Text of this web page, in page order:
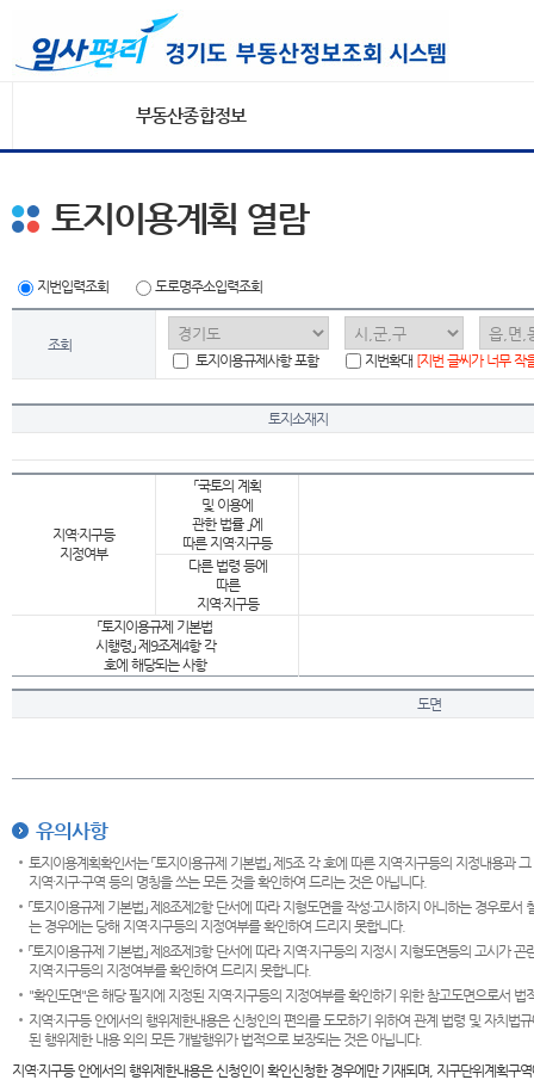
부동산종합정보
토지이용계획 열람
지번입력조회 도로명주소입력조회
조회
토지이용규제사항 포함
지번확대 [지번 글씨가 너무 작
토지소재지
지역·지구등
지정여부
「국토의 계획
및 이용에
관한 법률 」에
따른 지역·지구등
다른 법령 등에
따른
지역·지구등
「토지이용규제 기본법
시행령」 제9조제4항 각
호에 해당되는 사항
도면
유의사항
토지이용계획확인서는 「토지이용규제 기본법」 제5조 각 호에 따른 지역·지구등의 지정내용
지역·지구·구역 등의 명칭을 쓰는 모든 것을 확인하여 드리는 것은 아닙니다.
「토지이용규제 기본법」 제8조제2항 단서에 따라 지형도면을 작성·고시하지 아니하는 경우로
는 경우에는 당해 지역·지구등의 지정여부를 확인하여 드리지 못합니다.
「토지이용규제 기본법」 제8조제3항 단서에 따라 지역·지구등의 지정시 지형도면등의 고시가
지역·지구등의 지정여부를 확인하여 드리지 못합니다.
"확인도면"은 해당 필지에 지정된 지역·지구등의 지정여부를 확인하기 위한 참고도면으로서
지역·지구등 안에서의 행위제한내용은 신청인의 편의를 도모하기 위하여 관계 법령 및 자치
된 행위제한 내용 외의 모든 개발행위가 법적으로 보장되는 것은 아닙니다.
지역·지구등 안에서의 행위제한내용은 신청인이 확인신청한 경우에만 기재되며, 지구단위계획